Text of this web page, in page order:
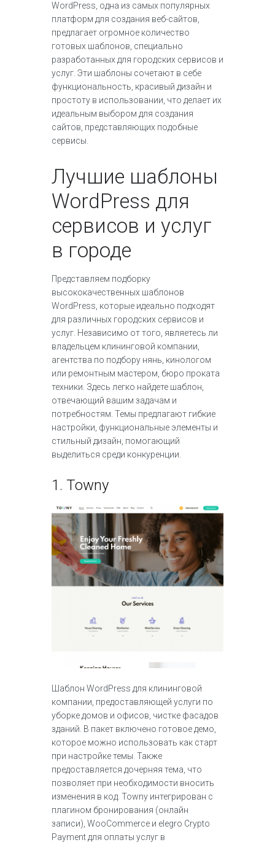
WordPress, одна из самых популярных
платформ для создания веб-сайтов,
предлагает огромное количество
готовых шаблонов, специально
разработанных для городских сервисов и
услуг. Эти шаблоны сочетают в себе
функциональность, красивый дизайн и
простоту в использовании, что делает их
идеальным выбором для создания
сайтов, представляющих подобные
сервисы.
Лучшие шаблоны
WordPress для
сервисов и услуг
в городе
Представляем подборку
высококачественных шаблонов
WordPress, которые идеально подходят
для различных городских сервисов и
услуг. Независимо от того, являетесь ли
владельцем клининговой компании,
агентства по подбору нянь, кинологом
или ремонтным мастером, бюро проката
техники. Здесь легко найдете шаблон,
отвечающий вашим задачам и
потребностям. Темы предлагают гибкие
настройки, функциональные элементы и
стильный дизайн, помогающий
выделиться среди конкуренции.
1. Towny
Шаблон WordPress для клининговой
компании, предоставляющей услуги по
уборке домов и офисов, чистке фасадов
зданий. В пакет включено готовое демо,
которое можно использовать как старт
при настройке темы. Также
предоставляется дочерняя тема, что
позволяет при необходимости вносить
изменения в код. Towny интегрирован с
плагином бронирования (онлайн
записи), WooCommerce и elegro Crypto
Payment для оплаты услуг в